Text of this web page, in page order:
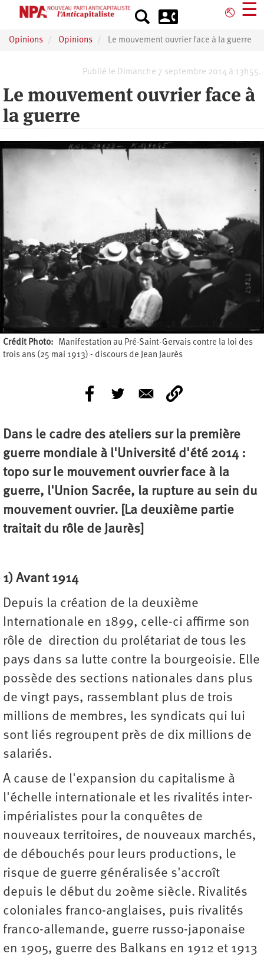
principal
⎋ ☰
Opinions Opinions Le mouvement ouvrier face à la guerre
Publié le Dimanche 7 septembre 2014 à 13h55.
Le mouvement ouvrier face à
la guerre
Crédit Photo
Manifestation au Pré-Saint-Gervais contre la loi des
trois ans (25 mai 1913) - discours de Jean Jaurès
Dans le cadre des ateliers sur la première
guerre mondiale à l'Université d'été 2014 :
topo sur le mouvement ouvrier face à la
guerre, l'Union Sacrée, la rupture au sein du
mouvement ouvrier. [La deuxième partie
traitait du rôle de Jaurès]
1) Avant 1914
Depuis la création de la deuxième
Internationale en 1899, celle-ci affirme son
rôle de direction du prolétariat de tous les
pays dans sa lutte contre la bourgeoisie. Elle
possède des sections nationales dans plus
de vingt pays, rassemblant plus de trois
millions de membres, les syndicats qui lui
sont liés regroupent près de dix millions de
salariés.
A cause de l'expansion du capitalisme à
l'échelle internationale et les rivalités inter-
impérialistes pour la conquêtes de
nouveaux territoires, de nouveaux marchés,
de débouchés pour leurs productions, le
risque de guerre généralisée s'accroît
depuis le début du 20ème siècle. Rivalités
coloniales franco-anglaises, puis rivalités
franco-allemande, guerre russo-japonaise
en 1905, guerre des Balkans en 1912 et 1913